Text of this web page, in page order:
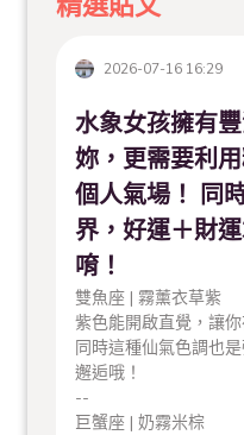
2026-07-16 16:29
水象女孩擁有
妳，更需要利
個人氣場！ 同
界，好運＋財
唷！
雙魚座 | 霧薰衣草紫
紫色能開啟直覺，讓
同時這種仙氣色調也
邂逅哦！
--
巨蟹座 | 奶霧米棕